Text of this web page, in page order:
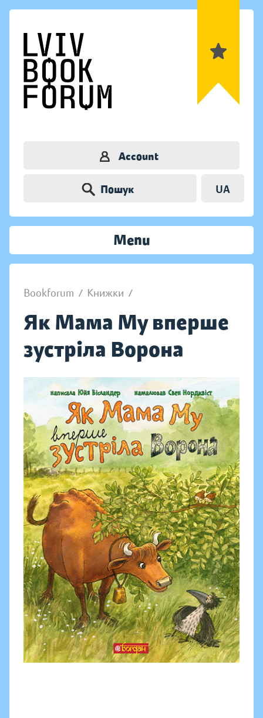
Account
Пошук UA
Menu
Bookforum / Книжки /
Як Мама Му вперше
зустріла Ворона